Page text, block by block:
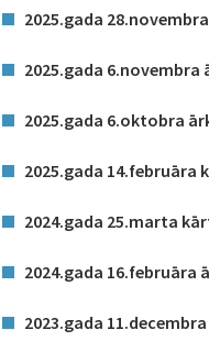
2025.gada
2025.gada 6.novembra
2025.gada 6.oktobra
2025.gada 14.februāra
2024.gada 25.marta
2024.gada 16.februāra
2023.gada